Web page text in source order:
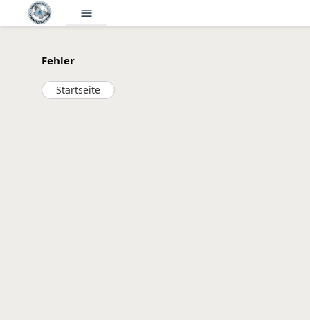
menu
Fehler
Startseite